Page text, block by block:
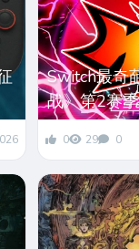
Switch最奇
战》第2赛
0 29 0